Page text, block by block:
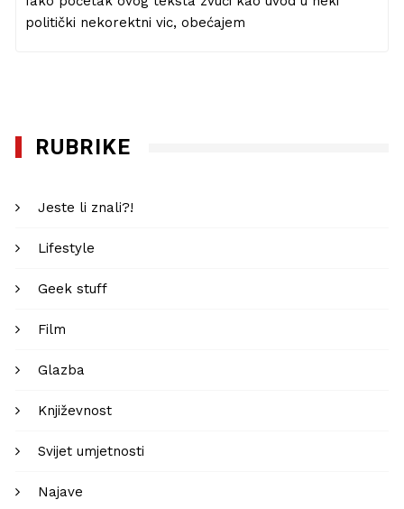
politički nekorektni vic, obećajem
RUBRIKE
Jeste li znali?!
Lifestyle
Geek stuff
Film
Glazba
Književnost
Svijet umjetnosti
Najave